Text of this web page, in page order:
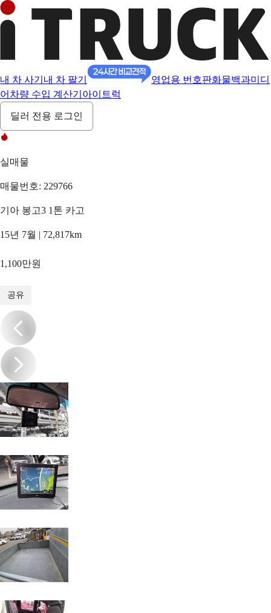
내 차 사기 내 차 팔기 영업용 번호판화물백과미디
어 차량 수입 계산기 아이트럭
딜러 전용 로그인
실매물
매물번호: 229766
기아 봉고3 1톤 카고
15년 7월 | 72,817km
1,100만원
공유
/17